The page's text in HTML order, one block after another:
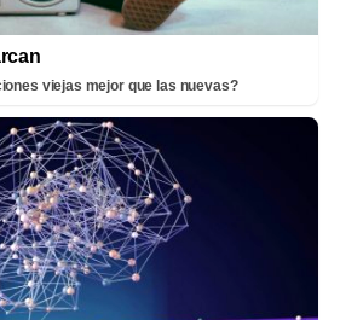
viejas mejor que las nuevas?